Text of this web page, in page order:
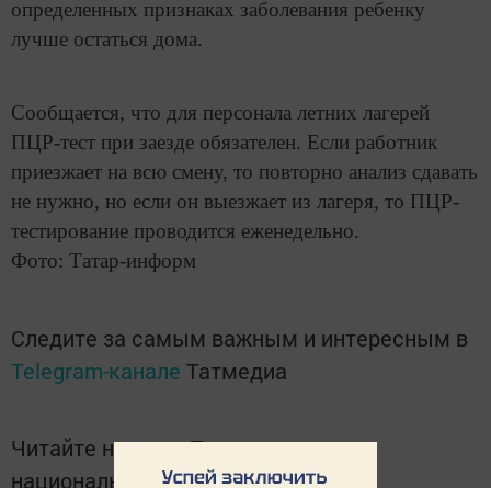
определенных признаках заболевания ребенку
лучше остаться дома.
Сообщается, что для персонала летних лагерей
ПЦР-тест при заезде обязателен. Если работник
приезжает на всю смену, то повторно анализ сдавать
не нужно, но если он выезжает из лагеря, то ПЦР-
тестирование проводится еженедельно.
Фото: Татар-информ
Следите за самым важным и интересным в
Telegram-канале Татмедиа
Читайте новости Татарстана в
национальном мессенджере MАХ: